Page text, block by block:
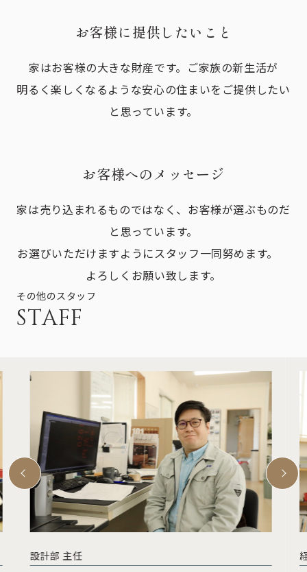
お客様に提供したいこと
家はお客様の大きな財産です。ご家族の新生活が
明るく楽しくなるような安心の住まいをご提供したい
と思っています。
お客様へのメッセージ
家は売り込まれるものではなく、お客様が選ぶものだ
と思っています。
お選びいただけますようにスタッフ一同努めます。
よろしくお願い致します。
その他のスタッフ
STAFF
経理スタッフ